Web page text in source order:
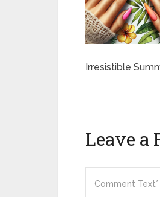
Irresistible
Leave a